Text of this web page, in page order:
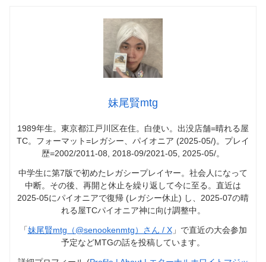
妹尾賢mtg
1989年生。東京都江戸川区在住。白使い。出没店舗=晴れる屋
TC。フォーマット=レガシー、パイオニア (2025-05/)。プレイ
歴=2002/2011-08, 2018-09/2021-05, 2025-05/。
中学生に第7版で初めたレガシープレイヤー。社会人になって
中断。その後、再開と休止を繰り返して今に至る。直近は
2025-05にパイオニアで復帰 (レガシー休止) し、2025-07の晴
れる屋TCパイオニア神に向け調整中。
「妹尾賢mtg（@senookenmtg）さん / X」で直近の大会参加
予定などMTGの話を投稿しています。